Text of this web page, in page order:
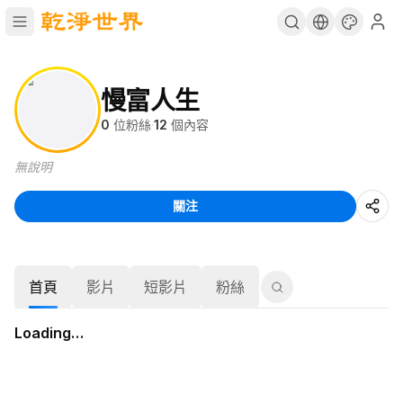
慢富人生
0 位粉絲·12 個內容
無說明
關注
首頁 影片 短影片 粉絲
Loading…